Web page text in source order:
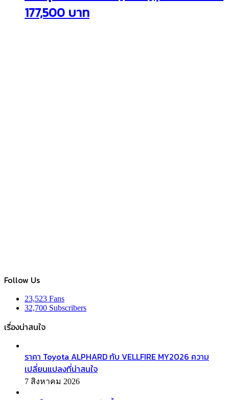
177,500 บาท
Follow Us
23,523 Fans
32,700 Subscribers
เรื่องน่าสนใจ
ราคา Toyota ALPHARD กับ VELLFIRE MY2026 ความ
เปลี่ยนแปลงที่น่าสนใจ
7 สิงหาคม 2026